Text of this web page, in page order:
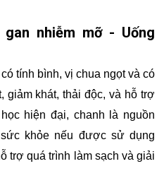
nhiễm mỡ - Uống
tính bình, vị chua ngọt và có
giảm khát, thải độc, và hỗ trợ
hiện đại, chanh là nguồn
khỏe nếu được sử dụng
trợ quá trình làm sạch và giải